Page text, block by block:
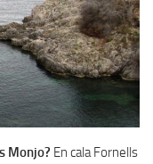
Monjo? En cala Fornells